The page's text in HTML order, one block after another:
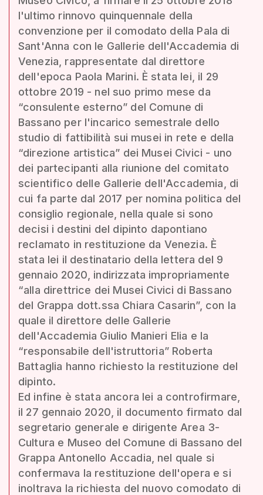
l'ultimo rinnovo quinquennale della
convenzione per il comodato della Pala di
Sant'Anna con le Gallerie dell'Accademia di
Venezia, rappresentate dal direttore
dell'epoca Paola Marini. È stata lei, il 29
ottobre 2019 - nel suo primo mese da
“consulente esterno” del Comune di
Bassano per l'incarico semestrale dello
studio di fattibilità sui musei in rete e della
“direzione artistica” dei Musei Civici - uno
dei partecipanti alla riunione del comitato
scientifico delle Gallerie dell'Accademia, di
cui fa parte dal 2017 per nomina politica del
consiglio regionale, nella quale si sono
decisi i destini del dipinto dapontiano
reclamato in restituzione da Venezia. È
stata lei il destinatario della lettera del 9
gennaio 2020, indirizzata impropriamente
“alla direttrice dei Musei Civici di Bassano
del Grappa dott.ssa Chiara Casarin”, con la
quale il direttore delle Gallerie
dell'Accademia Giulio Manieri Elia e la
“responsabile dell'istruttoria” Roberta
Battaglia hanno richiesto la restituzione del
dipinto.
Ed infine è stata ancora lei a controfirmare,
il 27 gennaio 2020, il documento firmato dal
segretario generale e dirigente Area 3-
Cultura e Museo del Comune di Bassano del
Grappa Antonello Accadia, nel quale si
confermava la restituzione dell'opera e si
inoltrava la richiesta del nuovo comodato di